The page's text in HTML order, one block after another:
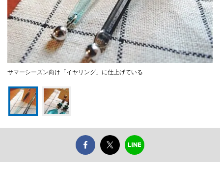
サマーシーズン向け「イヤリング」に仕上げている